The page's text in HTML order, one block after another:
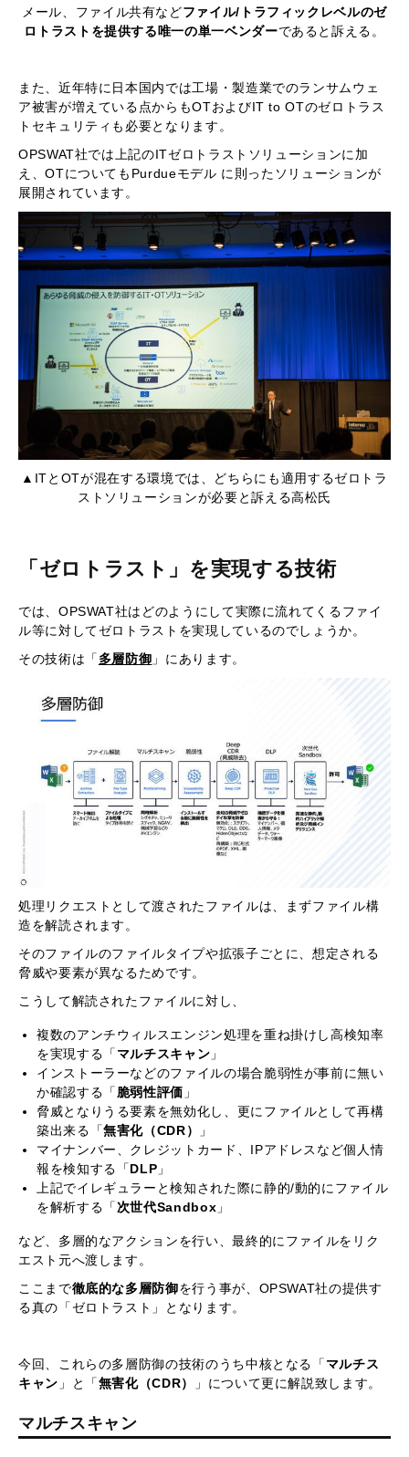
メール、ファイル共有などファイル/トラフィックレベルのゼ
ロトラストを提供する唯一の単一ベンダーであると訴える。
また、近年特に日本国内では工場・製造業でのランサムウェ
ア被害が増えている点からもOTおよびIT to OTのゼロトラス
トセキュリティも必要となります。
OPSWAT社では上記のITゼロトラストソリューションに加
え、OTについてもPurdueモデル に則ったソリューションが
展開されています。
▲ITとOTが混在する環境では、どちらにも適用するゼロトラ
ストソリューションが必要と訴える高松氏
「ゼロトラスト」を実現する技術
では、OPSWAT社はどのようにして実際に流れてくるファイ
ル等に対してゼロトラストを実現しているのでしょうか。
その技術は「 多層防御 」にあります。
処理リクエストとして渡されたファイルは、まずファイル構
造を解読されます。
そのファイルのファイルタイプや拡張子ごとに、想定される
脅威や要素が異なるためです。
こうして解読されたファイルに対し、
複数のアンチウィルスエンジン処理を重ね掛けし高検知率
を実現する「 マルチスキャン 」
インストーラーなどのファイルの場合脆弱性が事前に無い
か確認する「 脆弱性評価 」
脅威となりうる要素を無効化し、更にファイルとして再構
築出来る「無害化（CDR）
」
マイナンバー、クレジットカード、IPアドレスなど個人情
報を検知する「DLP 」
上記でイレギュラーと検知された際に静的/動的にファイル
を解析する「次世代Sandbox 」
など、多層的なアクションを行い、最終的にファイルをリク
エスト元へ渡します。
ここまで徹底的な多層防御を行う事が、OPSWAT社の提供す
る真の「ゼロトラスト」となります。
今回、これらの多層防御の技術のうち中核となる「 マルチス
キャン 」と「無害化（CDR） 」について更に解説致します。
マルチスキャン